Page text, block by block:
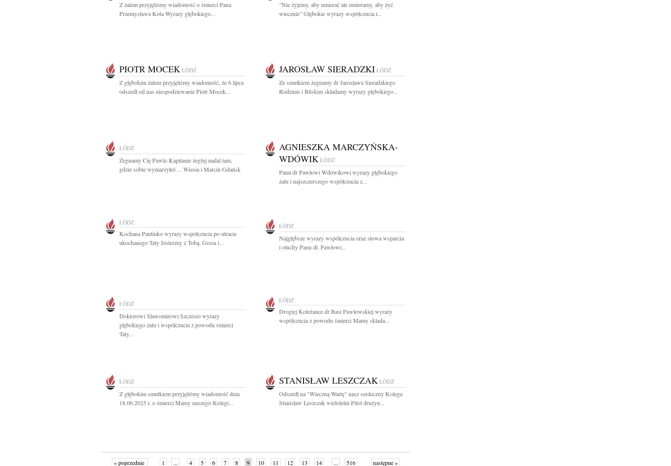
Z żalem przyjęliśmy wiadomość o śmierci Pana
Przemysława Kota Wyrazy głębokiego...
"Nie żyjemy, aby umierać ale umieramy, aby żyć
wiecznie" Głębokie wyrazy współczucia i...
PIOTR MOCEK ŁÓDŹ
Z głębokim żalem przyjęliśmy wiadomość, że 6 lipca
odszedł od nas niespodziewanie Piotr Mocek...
JAROSŁAW SIERADZKI ŁÓDŹ
Ze smutkiem żegnamy dr Jarosława Sieradzkiego
Rodzinie i Bliskim składamy wyrazy głębokiego...
ŁÓDŹ
Żegnamy Cię Pawle-Kapitanie żegluj nadal tam,
gdzie sobie wymarzyłeś ... Wiesia i Marcin Gdańsk
AGNIESZKA MARCZYŃSKA-
WDÓWIK ŁÓDŹ
Panu dr Pawłowi Wdówikowi wyrazy głębokiego
żalu i najszczerszego współczucia z...
ŁÓDŹ
Kochana Paulinko wyrazy współczucia po utracie
ukochanego Taty Jesteśmy z Tobą. Gosia i...
ŁÓDŹ
Najgłębsze wyrazy współczucia oraz słowa wsparcia
i otuchy Panu dr. Pawłowi...
ŁÓDŹ
Doktorowi Sławomirowi Szczesio wyrazy
głębokiego żalu i współczucia z powodu śmierci
Taty...
ŁÓDŹ
Drogiej Koleżance dr Basi Pawłowskiej wyrazy
współczucia z powodu śmierci Mamy składa...
ŁÓDŹ
Z głębokim smutkiem przyjęliśmy wiadomość dnia
18.06.2025 r. o śmierci Mamy naszego Kolegi...
STANISŁAW LESZCZAK ŁÓDŹ
Odszedł na "Wieczną Wartę" nasz serdeczny Kolega
Stanisław Leszczak wieloletni Pilot drużyn...
« poprzednie 1 ... 4 5 6 7 8 9 10 11 12 13 14 ... 516 następne »